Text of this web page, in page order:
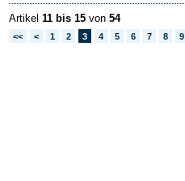
Artikel 11 bis 15von 54
<< < 1 2 3 4 5 6 7 8 9